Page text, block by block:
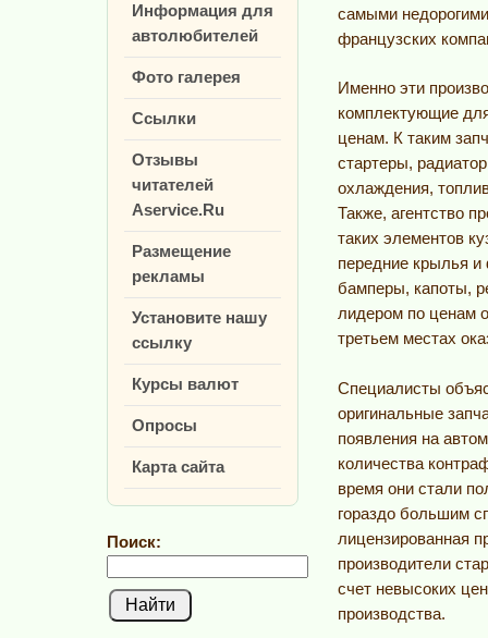
Информация для
автолюбителей
Фото галерея
Ссылки
Отзывы
читателей
Aservice.Ru
Размещение
рекламы
Установите нашу
ссылку
Курсы валют
Опросы
Карта сайта
Поиск:
самыми
французских
Именно эти
комплектующие
ценам. К таким
стартеры,
охлаждения,
Также, агентство
таких элементов
передние крылья
бамперы, капоты,
лидером по ценам
третьем местах
Специалисты
оригинальные
появления на
количества
время они стали
гораздо большим
лицензированная
производители
счет невысоких
производства.